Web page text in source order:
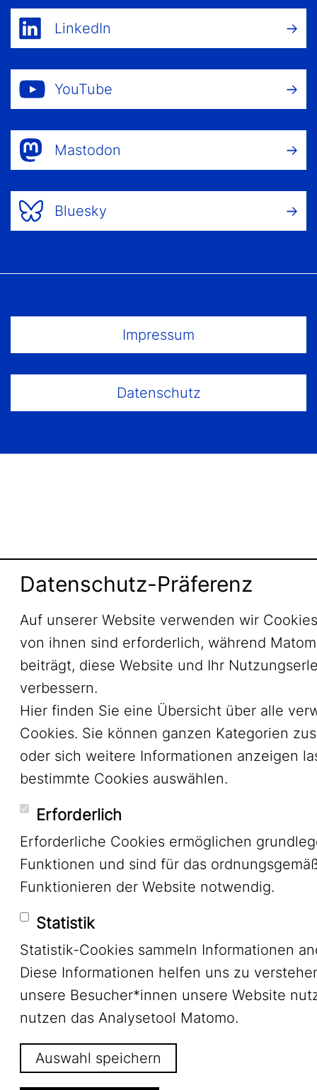
LinkedIn
YouTube
Mastodon
Bluesky
Impressum
Datenschutz
Datenschutz-Präferenz
Auf unserer Website verwenden wir
von ihnen sind erforderlich, während
beiträgt, diese Website und Ihr
verbessern.
Hier finden Sie eine Übersicht über alle
Cookies. Sie können ganzen Kategorien
oder sich weitere Informationen anzeigen
bestimmte Cookies auswählen.
Erforderlich
Erforderliche Cookies ermöglichen
Funktionen und sind für das
Funktionieren der Website notwendig.
Statistik
Statistik-Cookies sammeln Informationen
Diese Informationen helfen uns zu
unsere Besucher*innen unsere Website
nutzen das Analysetool Matomo.
Auswahl speichern